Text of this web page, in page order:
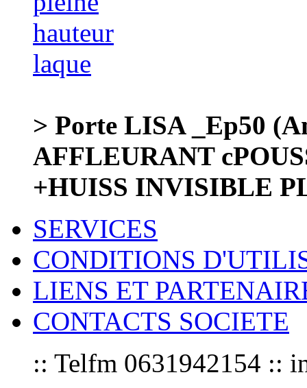
> Porte LISA _Ep50
AFFLEURANT
+HUISS INVISIBLE
SERVICES
CONDITIONS
LIENS ET
CONTACTS SOCIETE
:: Telfm 0631942154 ::